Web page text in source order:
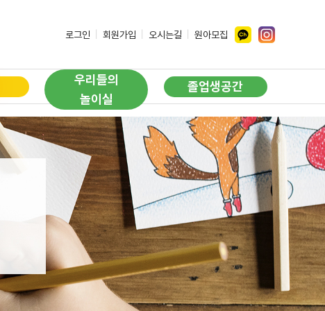
로그인 회원가입 오시는길 원아모집
우리들의
놀이실
졸업생공간